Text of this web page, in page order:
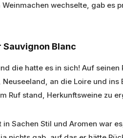
wechselte, gab es
Sauvignon Blanc
die hatte es in sich! Auf
Neuseeland, an die Loire und
Ruf stand, Herkunftsweine zu
in Sachen Stil und Aromen war